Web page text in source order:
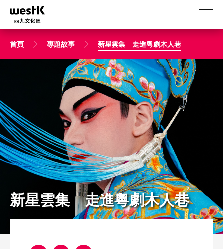
主
首頁 專題故事 新星雲集 走進粵劇木人巷
新星雲集 走進粵劇木人巷